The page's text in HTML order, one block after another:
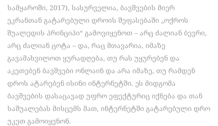
სამყაროში, 2017), სასურველია, ბავშვების მიერ
ეკრანთან გატარებული დროის შეფასებაში „ოქროს
შუალედის პრინციპი“ გამოვიყენოთ – არც ძალიან ბევრი,
არც ძალიან ცოტა – და, რაც მთავარია, იმაზე
გავამახვილოთ ყურადღება, თუ რას უყურებენ და
აკეთებენ ბავშვები ონლაინ და არა იმაზე, თუ რამდენ
დროს ატარებენ ისინი ინტერნეტში. ეს მიდგომა
ბავშვების დასაცავად უფრო ეფექტურიც იქნება და თან
საშუალებას მისცემს მათ, ინტერნეტში გატარებული დრო
უკეთ გამოიყენონ.